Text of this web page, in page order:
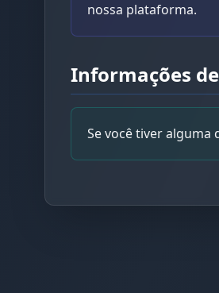
nossa plataforma.
Informações
Se você tiver